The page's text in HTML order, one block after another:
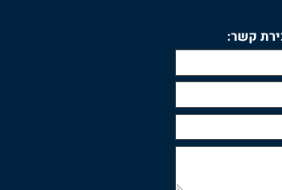
מחירים אטרקטיביים
מבצעים והטבות
קשר: